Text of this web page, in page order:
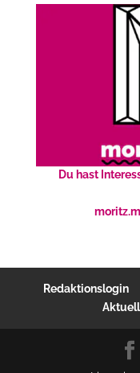
Du hast
Redaktionslogin